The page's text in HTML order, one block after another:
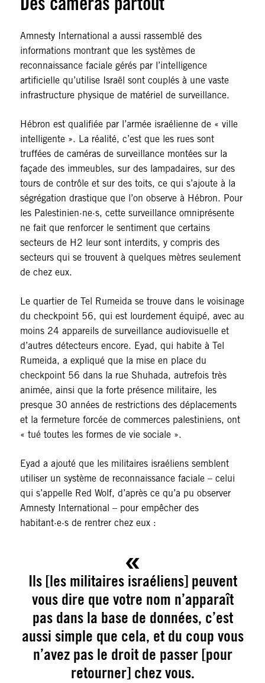
Amnesty International a aussi rassemblé des
informations montrant que les systèmes de
reconnaissance faciale gérés par l’intelligence
artificielle qu’utilise Israël sont couplés à une vaste
infrastructure physique de matériel de surveillance.
Hébron est qualifiée par l’armée israélienne de « ville
intelligente ». La réalité, c’est que les rues sont
truffées de caméras de surveillance montées sur la
façade des immeubles, sur des lampadaires, sur des
tours de contrôle et sur des toits, ce qui s’ajoute à la
ségrégation drastique que l’on observe à Hébron. Pour
les Palestinien·ne·s, cette surveillance omniprésente
ne fait que renforcer le sentiment que certains
secteurs de H2 leur sont interdits, y compris des
secteurs qui se trouvent à quelques mètres seulement
de chez eux.
Le quartier de Tel Rumeida se trouve dans le voisinage
du checkpoint 56, qui est lourdement équipé, avec au
moins 24 appareils de surveillance audiovisuelle et
d’autres détecteurs encore. Eyad, qui habite à Tel
Rumeida, a expliqué que la mise en place du
checkpoint 56 dans la rue Shuhada, autrefois très
animée, ainsi que la forte présence militaire, les
presque 30 années de restrictions des déplacements
et la fermeture forcée de commerces palestiniens, ont
« tué toutes les formes de vie sociale ».
Eyad a ajouté que les militaires israéliens semblent
utiliser un système de reconnaissance faciale – celui
qui s’appelle Red Wolf, d’après ce qu’a pu observer
Amnesty International – pour empêcher des
habitant·e·s de rentrer chez eux :
Ils [les militaires israéliens] peuvent
vous dire que votre nom n’apparaît
pas dans la base de données, c’est
aussi simple que cela, et du coup vous
n’avez pas le droit de passer [pour
retourner] chez vous.